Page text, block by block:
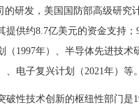
研发，美国国防部高级研究
提供约8.7亿美元的资金支持
1997年）、半导体先进技术
、电子复兴计划（2021年）等
破性技术创新的枢纽性部门是